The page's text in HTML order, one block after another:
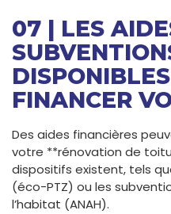
07 | LES
FINANCER
Des aides financières
votre **rénovation de
dispositifs existent, tels
(éco-PTZ) ou les
l’habitat (ANAH).